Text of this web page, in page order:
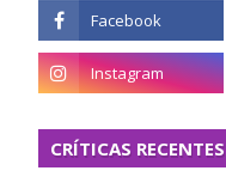
CRÍTICAS RECENTES